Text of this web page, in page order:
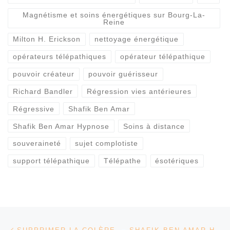
Magnétisme et soins énergétiques sur Bourg-La-
Reine
Milton H. Erickson nettoyage énergétique
opérateurs télépathiques opérateur télépathique
pouvoir créateur pouvoir guérisseur
Richard Bandler Régression vies antérieures
Régressive Shafik Ben Amar
Shafik Ben Amar Hypnose Soins à distance
souveraineté sujet complotiste
support télépathique Télépathe ésotériques
Parcourir les articles